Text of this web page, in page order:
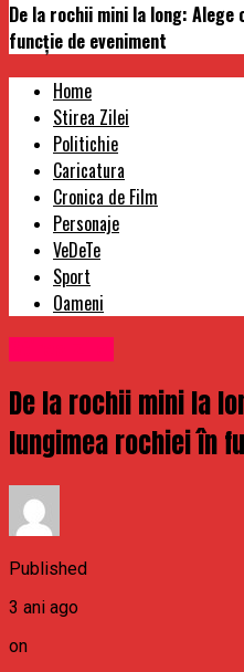
De la rochii mini la long:
funcție de eveniment
Home
Stirea Zilei
Politichie
Caricatura
Cronica de Film
Personaje
VeDeTe
Sport
Oameni
De la rochii mini la
lungimea rochiei în
Published
3 ani ago
on